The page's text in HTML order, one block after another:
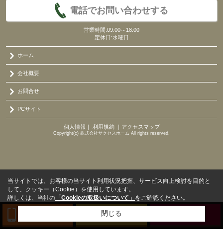
電話でお問い合わせする
営業時間:09:00～18:00
定休日:水曜日
ホーム
会社概要
お問合せ
PCサイト
個人情報 ｜ 利用規約｜ アクセスマップ
Copyright(c) 株式会社サクセスホーム All rights reserved.
来店予約
当サイトでは、お客様の当サイト利用状況把握、サービス向上検討を目的と
して、クッキー（Cookie）を使用しています。
詳しくは、当社の 「Cookieの取扱いについて」 をご確認ください。
閉じる